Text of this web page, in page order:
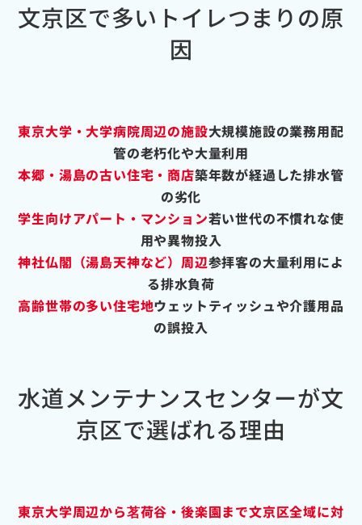
文京区で多いトイレつまりの原
因
東京大学・大学病院周辺の施設大規模施設の業務用配
管の老朽化や大量利用
本郷・湯島の古い住宅・商店築年数が経過した排水管
の劣化
学生向けアパート・マンション若い世代の不慣れな使
用や異物投入
神社仏閣（湯島天神など）周辺参拝客の大量利用によ
る排水負荷
高齢世帯の多い住宅地ウェットティッシュや介護用品
の誤投入
水道メンテナンスセンターが文
京区で選ばれる理由
東京大学周辺から茗荷谷・後楽園まで文京区全域に対